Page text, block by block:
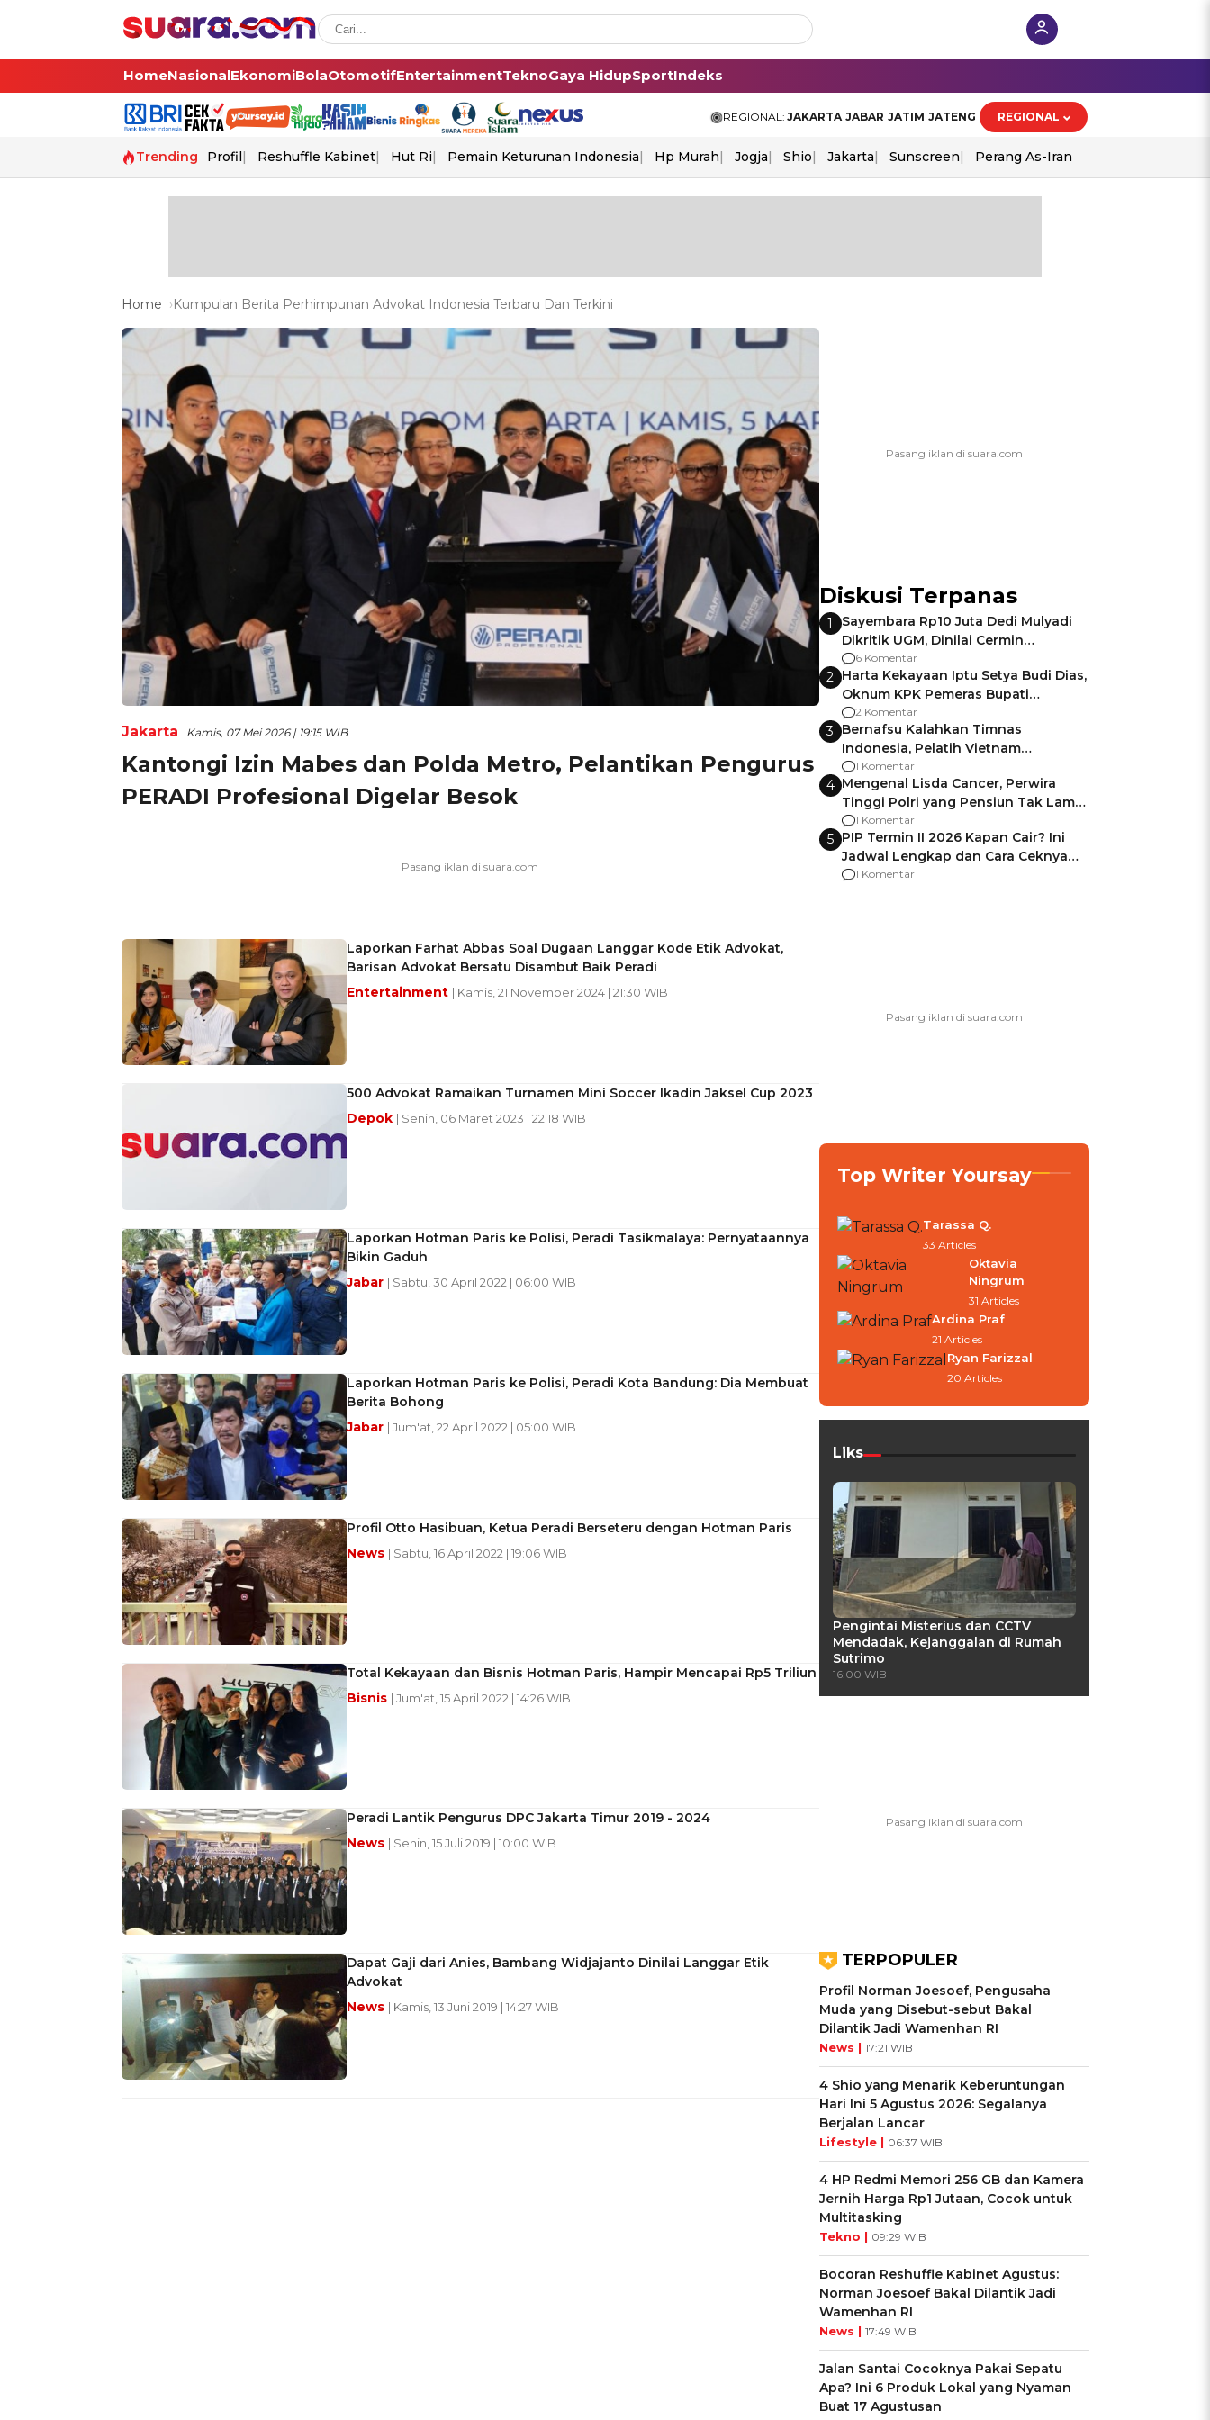
HomeNasionalEkonomiBolaOtomotifEntertainmentTeknoGaya HidupSportIndeks
REGIONAL: JAKARTA JABAR JATIM JATENG REGIONAL
Trending Profil Reshuffle Kabinet Hut Ri Pemain Keturunan Indonesia Hp Murah Jogja Shio Jakarta Sunscreen Perang As-Iran
Home Kumpulan Berita Perhimpunan Advokat Indonesia Terbaru Dan Terkini
Jakarta Kamis, 07 Mei 2026 | 19:15 WIB
Kantongi Izin Mabes dan Polda Metro, Pelantikan Pengurus
PERADI Profesional Digelar Besok
Laporkan Farhat Abbas Soal Dugaan Langgar Kode Etik Advokat,
Barisan Advokat Bersatu Disambut Baik Peradi
Entertainment | Kamis, 21 November 2024 | 21:30 WIB
500 Advokat Ramaikan Turnamen Mini Soccer Ikadin Jaksel Cup 2023
Depok | Senin, 06 Maret 2023 | 22:18 WIB
Laporkan Hotman Paris ke Polisi, Peradi Tasikmalaya: Pernyataannya
Bikin Gaduh
Jabar | Sabtu, 30 April 2022 | 06:00 WIB
Laporkan Hotman Paris ke Polisi, Peradi Kota Bandung: Dia Membuat
Berita Bohong
Jabar | Jum'at, 22 April 2022 | 05:00 WIB
Profil Otto Hasibuan, Ketua Peradi Berseteru dengan Hotman Paris
News | Sabtu, 16 April 2022 | 19:06 WIB
Total Kekayaan dan Bisnis Hotman Paris, Hampir Mencapai Rp5 Triliun
Bisnis | Jum'at, 15 April 2022 | 14:26 WIB
Peradi Lantik Pengurus DPC Jakarta Timur 2019 - 2024
News | Senin, 15 Juli 2019 | 10:00 WIB
Dapat Gaji dari Anies, Bambang Widjajanto Dinilai Langgar Etik
Advokat
News | Kamis, 13 Juni 2019 | 14:27 WIB
Diskusi Terpanas
1
Sayembara Rp10 Juta Dedi Mulyadi
Dikritik UGM, Dinilai Cermin
Gagalnya Negara Jamin Keamanan
6 Komentar
2 Harta Kekayaan Iptu Setya Budi Dias,
Oknum KPK Pemeras Bupati
Pemalang
2 Komentar
3 Bernafsu Kalahkan Timnas
Indonesia, Pelatih Vietnam
Berencana Pakai Jimat di Pakansari
1 Komentar
4 Mengenal Lisda Cancer, Perwira
Tinggi Polri yang Pensiun Tak Lama
Usai Jadi Brigjen
1 Komentar
5 PIP Termin II 2026 Kapan Cair? Ini
Jadwal Lengkap dan Cara Ceknya
agar Dana Tidak Hangus!
1 Komentar
Top Writer Yoursay
Tarassa Q.
33 Articles
Oktavia
Ningrum
31 Articles
Ardina Praf
21 Articles
Ryan Farizzal
20 Articles
Liks
Pengintai Misterius dan CCTV
Mendadak, Kejanggalan di Rumah
Sutrimo
16:00 WIB
TERPOPULER
Profil Norman Joesoef, Pengusaha
Muda yang Disebut-sebut Bakal
Dilantik Jadi Wamenhan RI
News | 17:21 WIB
4 Shio yang Menarik Keberuntungan
Hari Ini 5 Agustus 2026: Segalanya
Berjalan Lancar
Lifestyle | 06:37 WIB
4 HP Redmi Memori 256 GB dan Kamera
Jernih Harga Rp1 Jutaan, Cocok untuk
Multitasking
Tekno | 09:29 WIB
Bocoran Reshuffle Kabinet Agustus:
Norman Joesoef Bakal Dilantik Jadi
Wamenhan RI
News | 17:49 WIB
Jalan Santai Cocoknya Pakai Sepatu
Apa? Ini 6 Produk Lokal yang Nyaman
Buat 17 Agustusan